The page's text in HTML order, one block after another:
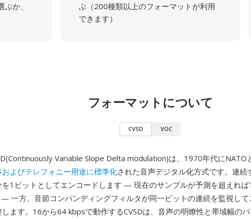
か、
ぶ（200種類以上のフォーマットが利用
できます）
フォーマットについて
CVSD VOC
Variable Slope Delta modulation)は、1970年代にNATO
およびテレフォニー用途に標準化された音声デジタル化方式です。連続
を1ビットとしてエンコードします — 現在のサンプルが予測を超えれ
一方、音節コンパンディングフィルタが同一ビットの連続を監視して
します。16から64 kbpsで動作するCVSDは、音声の明瞭性と帯域幅の